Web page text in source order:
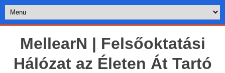
MellearN | Felsőoktatási
Hálózat az Életen Át Tartó